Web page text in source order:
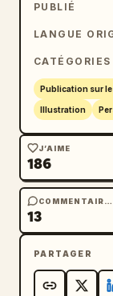
PUBLIÉ
LANGUE
CATÉGORIES
Publication sur
Illustration
J’AIME
186
COMMENTAIRES
13
PARTAGER